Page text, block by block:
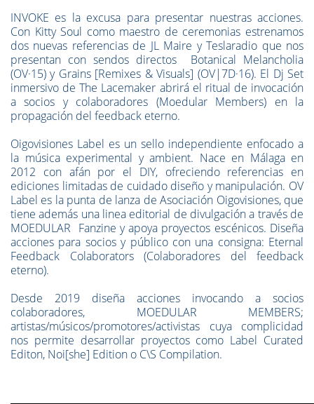
INVOKE es la excusa para presentar nuestras acciones.
Con Kitty Soul como maestro de ceremonias estrenamos
dos nuevas referencias de JL Maire y Teslaradio que nos
presentan con sendos directos Botanical Melancholia
(OV·15) y Grains [Remixes & Visuals] (OV|7D·16). El Dj Set
inmersivo de The Lacemaker abrirá el ritual de invocación
a socios y colaboradores (Moedular Members) en la
propagación del feedback eterno.
Oigovisiones Label es un sello independiente enfocado a
la música experimental y ambient. Nace en Málaga en
2012 con afán por el DIY, ofreciendo referencias en
ediciones limitadas de cuidado diseño y manipulación. OV
Label es la punta de lanza de Asociación Oigovisiones, que
tiene además una linea editorial de divulgación a través de
MOEDULAR Fanzine y apoya proyectos escénicos. Diseña
acciones para socios y público con una consigna: Eternal
Feedback Colaborators (Colaboradores del feedback
eterno).
Desde 2019 diseña acciones invocando a socios
colaboradores, MOEDULAR MEMBERS;
artistas/músicos/promotores/activistas cuya complicidad
nos permite desarrollar proyectos como Label Curated
Editon, Noi[she] Edition o C\S Compilation.